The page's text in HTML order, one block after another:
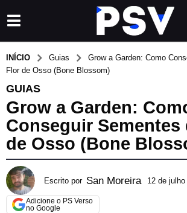
INÍCIO Guias
Grow a Garden: Como
Flor de Osso (Bone Blossom)
GUIAS
Grow a Garden:
Conseguir Sementes
de Osso (Bone
Escrito por San Moreira 12 de
Adicione o PS Verso
no Google